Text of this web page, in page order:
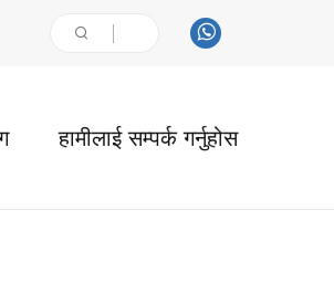
हामीलाई सम्पर्क गर्नुहोस